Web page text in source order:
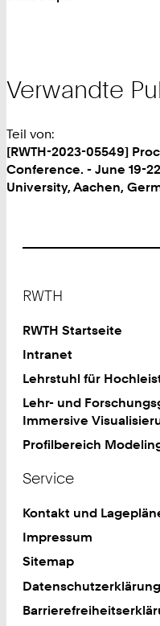
Verwandte
Teil von:
[RWTH-2023-05549]
Conference. - June 19-
University, Aachen,
RWTH
RWTH Startseite
Intranet
Lehrstuhl für
Lehr- und
Immersive
Profilbereich
Service
Kontakt und
Impressum
Sitemap
Datenschutzerklärung